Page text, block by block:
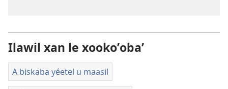
Ilawil xan le xookoʼobaʼ
A biskaba yéetel u maasil